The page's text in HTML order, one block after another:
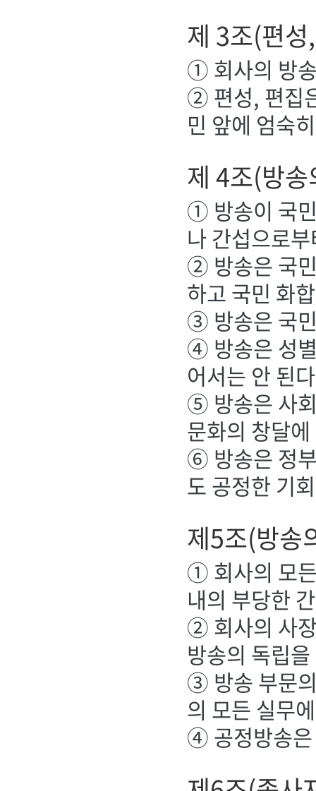
제 3조(편
① 회사의 방
② 편성, 편집
민 앞에 엄숙
제 4조(방
① 방송이 국
나 간섭으로
② 방송은 국
하고 국민 화
③ 방송은 국
④ 방송은 성
어서는 안 된
⑤ 방송은 사
문화의 창달
⑥ 방송은 정
도 공정한 기
제5조(방송
① 회사의 모
내의 부당한
② 회사의 사
방송의 독립
③ 방송 부문
의 모든 실무
④ 공정방송은